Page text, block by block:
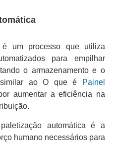
é um processo que utiliza
para empilhar
o armazenamento e o
similar ao O que é
Painel
aumentar a eficiência na
automática é a
humano necessários para